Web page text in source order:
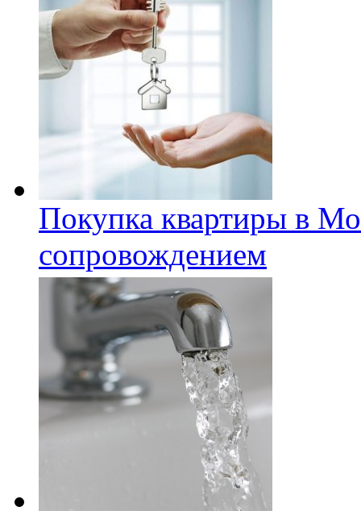
Покупка квартиры в
сопровождением